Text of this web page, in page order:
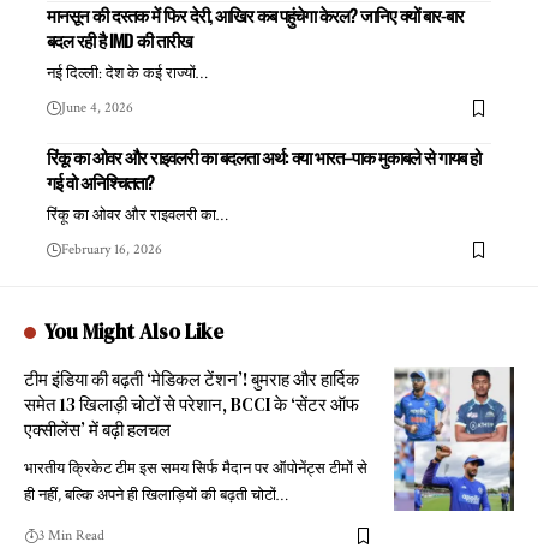
मानसून की दस्तक में फिर देरी, आखिर कब पहुंचेगा केरल? जानिए क्यों बार-बार
बदल रही है IMD की तारीख
नई दिल्ली: देश के कई राज्यों…
June 4, 2026
रिंकू का ओवर और राइवलरी का बदलता अर्थ: क्या भारत–पाक मुकाबले से गायब हो
गई वो अनिश्चितता?
रिंकू का ओवर और राइवलरी का…
February 16, 2026
You Might Also Like
टीम इंडिया की बढ़ती ‘मेडिकल टेंशन’! बुमराह और हार्दिक
समेत 13 खिलाड़ी चोटों से परेशान, BCCI के ‘सेंटर ऑफ
एक्सीलेंस’ में बढ़ी हलचल
भारतीय क्रिकेट टीम इस समय सिर्फ मैदान पर ऑपोनेंट्स टीमों से
ही नहीं, बल्कि अपने ही खिलाड़ियों की बढ़ती चोटों…
3 Min Read